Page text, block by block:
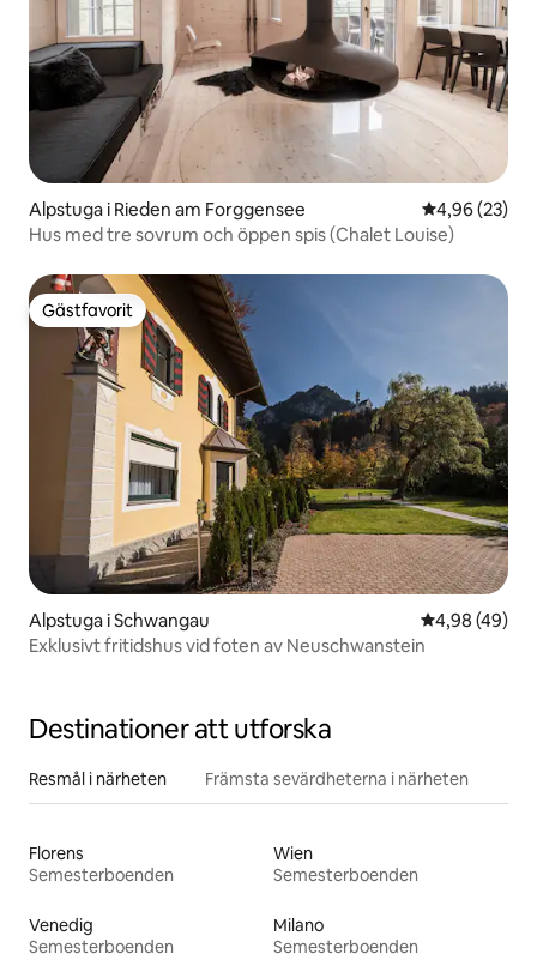
Alpstuga i Rieden am Forggensee 4,96 av 5 i
4,96 (23)
Hus med tre sovrum och öppen spis (Chalet Louise)
Gästfavorit
Gästfavorit
Alpstuga i Schwangau 4,98 av 5 i
4,98 (49)
Exklusivt fritidshus vid foten av Neuschwanstein
Destinationer att utforska
Resmål i närheten Främsta sevärdheterna i närheten
Florens
Semesterboenden
Wien
Semesterboenden
Venedig
Semesterboenden
Milano
Semesterboenden